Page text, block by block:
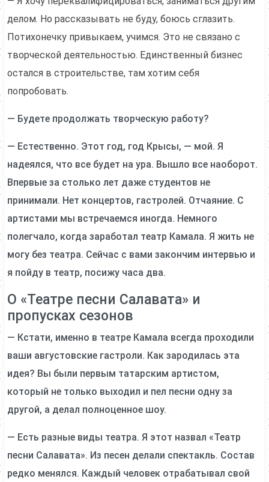
делом. Но рассказывать не буду, боюсь сглазить.
Потихонечку привыкаем, учимся. Это не связано с
творческой деятельностью. Единственный бизнес
остался в строительстве, там хотим себя
попробовать.
— Будете продолжать творческую работу?
— Естественно. Этот год, год Крысы, — мой. Я
надеялся, что все будет на ура. Вышло все наоборот.
Впервые за столько лет даже студентов не
принимали. Нет концертов, гастролей. Отчаяние. С
артистами мы встречаемся иногда. Немного
полегчало, когда заработал театр Камала. Я жить не
могу без театра. Сейчас с вами закончим интервью и
я пойду в театр, посижу часа два.
О «Театре песни Салавата» и
пропусках сезонов
— Кстати, именно в театре Камала всегда проходили
ваши августовские гастроли. Как зародилась эта
идея? Вы были первым татарским артистом,
который не только выходил и пел песни одну за
другой, а делал полноценное шоу.
— Есть разные виды театра. Я этот назвал «Театр
песни Салавата». Из песен делали спектакль. Состав
редко менялся. Каждый человек отрабатывал свой